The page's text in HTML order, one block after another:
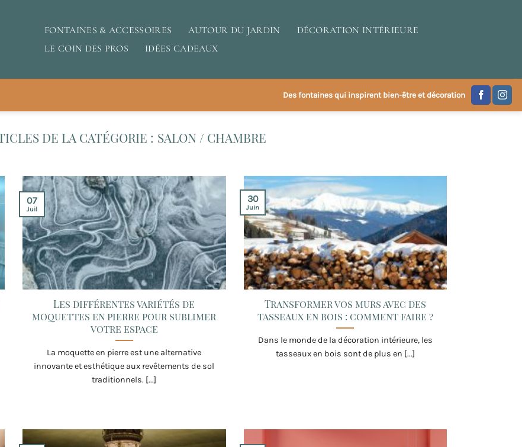
FONTAINES & ACCESSOIRES AUTOUR DU JARDIN
DÉCORATION INTÉRIEURE
LE COIN DES PROS
IDÉES CADEAUX
Des fontaines qui inspirent bien-être et décoration
SALON / CHAMBRE
Les différentes variétés de
moquettes en pierre pour sublimer
votre espace
La moquette en pierre est une alternative
innovante et esthétique aux revêtements de sol
traditionnels. [...]
07
Juil
Transformer vos murs avec des
tasseaux en bois : comment faire ?
Dans le monde de la décoration intérieure, les
tasseaux en bois sont de plus en [...]
30
Juin